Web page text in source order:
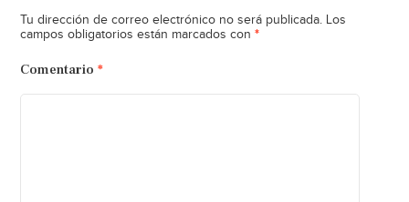
Tu dirección de correo electrónico no será publicada. Los
campos obligatorios están marcados con *
Comentario *